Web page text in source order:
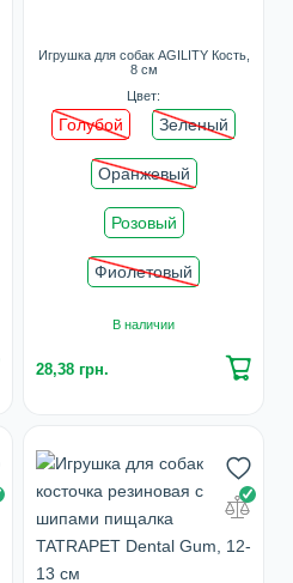
Игрушка для собак AGILITY Кость,
8 см
Цвет:
Голубой Зеленый
Оранжевый
Розовый
Фиолетовый
В наличии
28,38 грн.